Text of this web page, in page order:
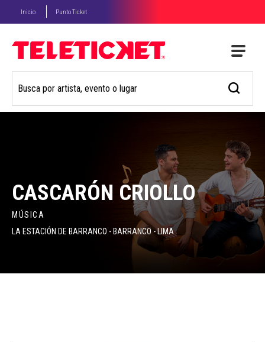
Inicio Punto Ticket
CASCARÓN CRIOLLO
MÚSICA
LA ESTACIÓN DE BARRANCO - BARRANCO - LIMA